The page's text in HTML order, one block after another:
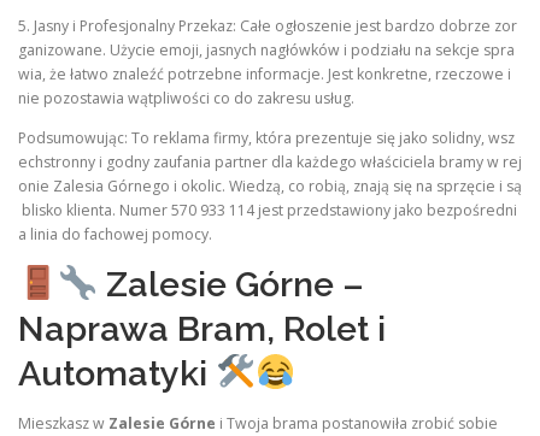
5. Jasny i Profesjonalny Przekaz: Całe ogłoszenie jest bardzo dobrze zor
ganizowane. Użycie emoji, jasnych nagłówków i podziału na sekcje spra
wia, że łatwo znaleźć potrzebne informacje. Jest konkretne, rzeczowe i
nie pozostawia wątpliwości co do zakresu usług.
Podsumowując: To reklama firmy, która prezentuje się jako solidny, wsz
echstronny i godny zaufania partner dla każdego właściciela bramy w rej
onie Zalesia Górnego i okolic. Wiedzą, co robią, znają się na sprzęcie i są
blisko klienta. Numer 570 933 114 jest przedstawiony jako bezpośredni
a linia do fachowej pomocy.
Zalesie Górne –
Naprawa Bram, Rolet i
Automatyki
Mieszkasz w Zalesie Górne i Twoja brama postanowiła zrobić sobie